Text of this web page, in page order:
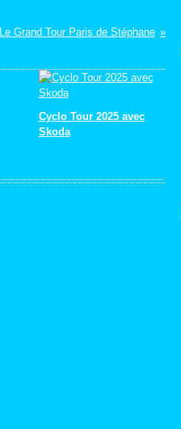
Le Grand Tour Paris de Stéphane
Cyclo Tour 2025 avec
Skoda